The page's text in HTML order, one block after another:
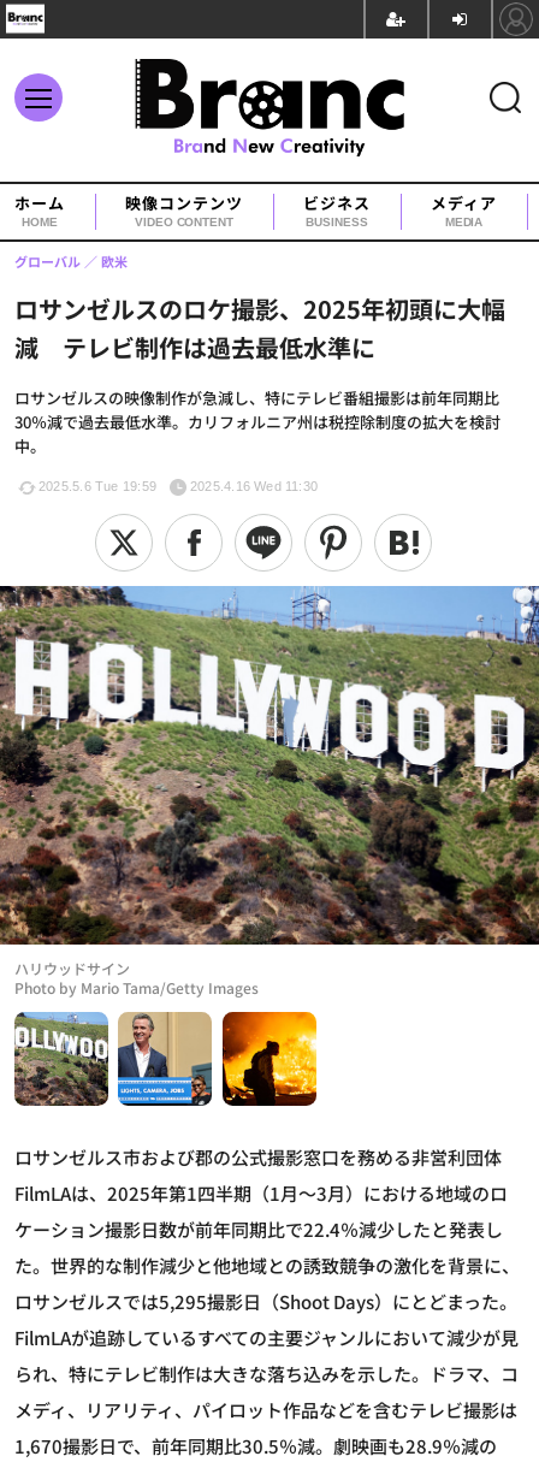
ホーム
HOME
映像コンテンツ
VIDEO CONTENT
ビジネス
BUSINESS
メディア
MEDIA
ロサンゼルスのロケ撮影、2025年初頭に大幅
減 テレビ制作は過去最低水準に
ロサンゼルスの映像制作が急減し、特にテレビ番組撮影は前年同期比
30％減で過去最低水準。カリフォルニア州は税控除制度の拡大を検討
中。
グローバル 欧米
2025.5.6 Tue 19:59 2025.4.16 Wed 11:30
Photo by Mario Tama/Getty Images
ハリウッドサイン
ロサンゼルス市および郡の公式撮影窓口を務める非営利団体
FilmLAは、2025年第1四半期（1月～3月）における地域のロ
ケーション撮影日数が前年同期比で22.4％減少したと発表し
た。世界的な制作減少と他地域との誘致競争の激化を背景に、
ロサンゼルスでは5,295撮影日（Shoot Days）にとどまった。
FilmLAが追跡しているすべての主要ジャンルにおいて減少が見
られ、特にテレビ制作は大きな落ち込みを示した。ドラマ、コ
メディ、リアリティ、パイロット作品などを含むテレビ撮影は
1,670撮影日で、前年同期比30.5％減。劇映画も28.9％減の